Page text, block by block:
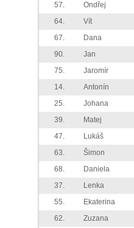
57.
Ondřej
64.
Vít
67.
Dana
90.
Jan
75.
Jaromír
14.
Antonín
25.
Johana
39.
Matej
47.
Lukáš
63.
Šimon
68.
Daniela
37.
Lenka
55.
Ekaterina
62.
Zuzana